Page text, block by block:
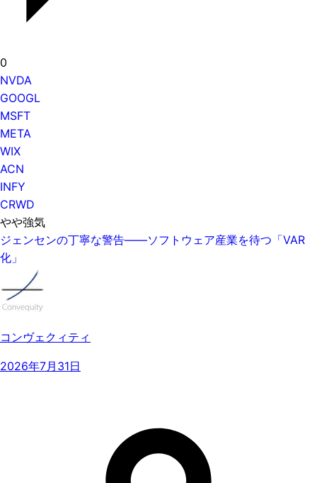
0
NVDA
GOOGL
MSFT
META
WIX
ACN
INFY
CRWD
やや強気
ジェンセンの丁寧な警告——ソフトウェア産業を待つ「VAR
化」
コンヴェクィティ
2026年7月31日